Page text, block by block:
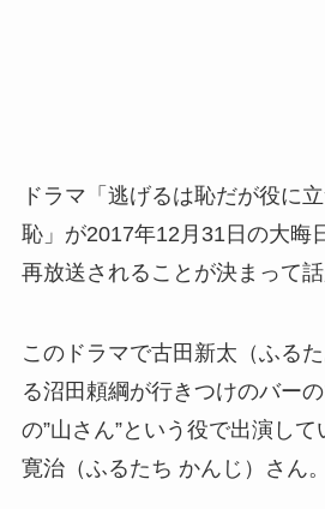
ドラマ「逃げるは恥だが役に
恥」が2017年12月31日の大晦
再放送されることが決まって話
このドラマで古田新太（ふる
る沼田頼綱が行きつけのバーの
の”山さん”という役で出演し
寛治（ふるたち かんじ）さん。